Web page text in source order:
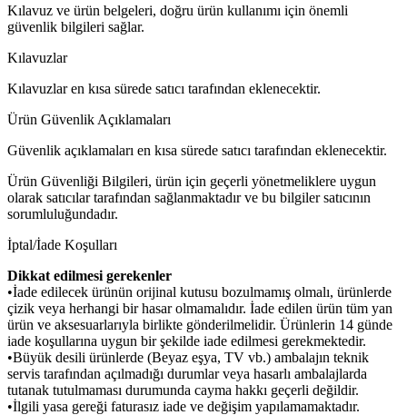
Kılavuz ve ürün belgeleri, doğru ürün kullanımı için önemli
güvenlik bilgileri sağlar.
Kılavuzlar
Kılavuzlar en kısa sürede satıcı tarafından eklenecektir.
Ürün Güvenlik Açıklamaları
Güvenlik açıklamaları en kısa sürede satıcı tarafından eklenecektir.
Ürün Güvenliği Bilgileri, ürün için geçerli yönetmeliklere uygun
olarak satıcılar tarafından sağlanmaktadır ve bu bilgiler satıcının
sorumluluğundadır.
İptal/İade Koşulları
Dikkat edilmesi gerekenler
•İade edilecek ürünün orijinal kutusu bozulmamış olmalı, ürünlerde
çizik veya herhangi bir hasar olmamalıdır. İade edilen ürün tüm yan
ürün ve aksesuarlarıyla birlikte gönderilmelidir. Ürünlerin 14 günde
iade koşullarına uygun bir şekilde iade edilmesi gerekmektedir.
•Büyük desili ürünlerde (Beyaz eşya, TV vb.) ambalajın teknik
servis tarafından açılmadığı durumlar veya hasarlı ambalajlarda
tutanak tutulmaması durumunda cayma hakkı geçerli değildir.
•İlgili yasa gereği faturasız iade ve değişim yapılamamaktadır.